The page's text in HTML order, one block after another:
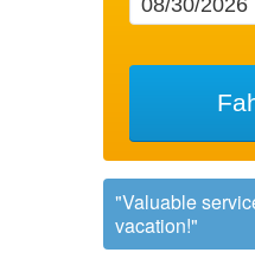
Valuable
vacation!